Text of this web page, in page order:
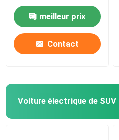
Long
meilleur prix
Contact
Voiture électrique de SUV